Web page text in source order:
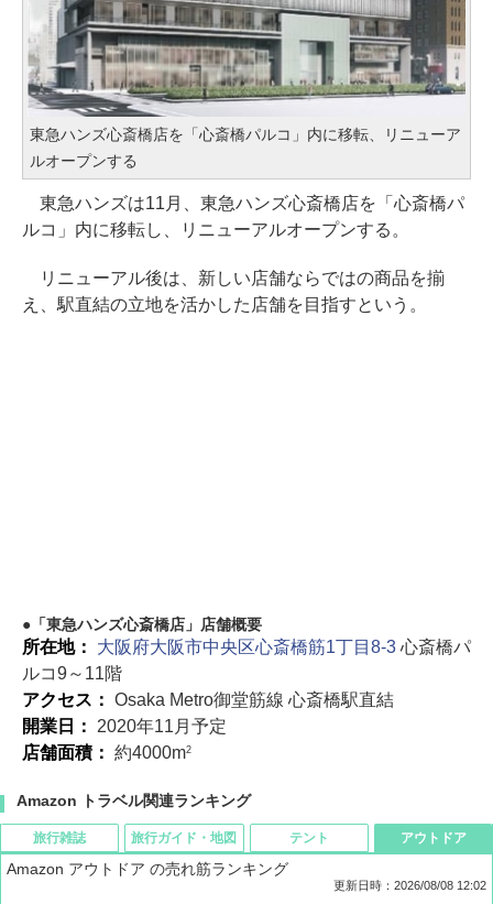
東急ハンズ心斎橋店を「心斎橋パルコ」内に移転、リニューア
ルオープンする
東急ハンズは11月、東急ハンズ心斎橋店を「心斎橋パ
ルコ」内に移転し、リニューアルオープンする。
リニューアル後は、新しい店舗ならではの商品を揃
え、駅直結の立地を活かした店舗を目指すという。
「東急ハンズ心斎橋店」店舗概要
所在地： 大阪府大阪市中央区心斎橋筋1丁目8-3心斎橋パ
ルコ9～11階
アクセス： Osaka Metro御堂筋線 心斎橋駅直結
開業日： 2020年11月予定
店舗面積： 約4000m2
Amazon トラベル関連ランキング
旅行雑誌 旅行ガイド・地図 テント アウトドア
Amazon アウトドア の売れ筋ランキング
更新日時：2026/08/08 12:02